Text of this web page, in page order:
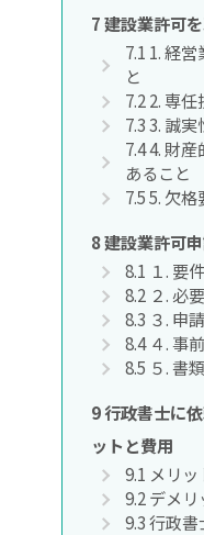
7建設業許可
7.1 1. 経
と
7.22. 専任
7.33. 誠実
7.44. 財産
あること
7.55. 欠
8建設業許可
8.1 １. 要
8.2２. 必
8.3 ３. 申
8.4４. 事
8.5 ５. 書
9行政書士に
ットと費用
9.1 メリッ
9.2デメリ
9.3行政書